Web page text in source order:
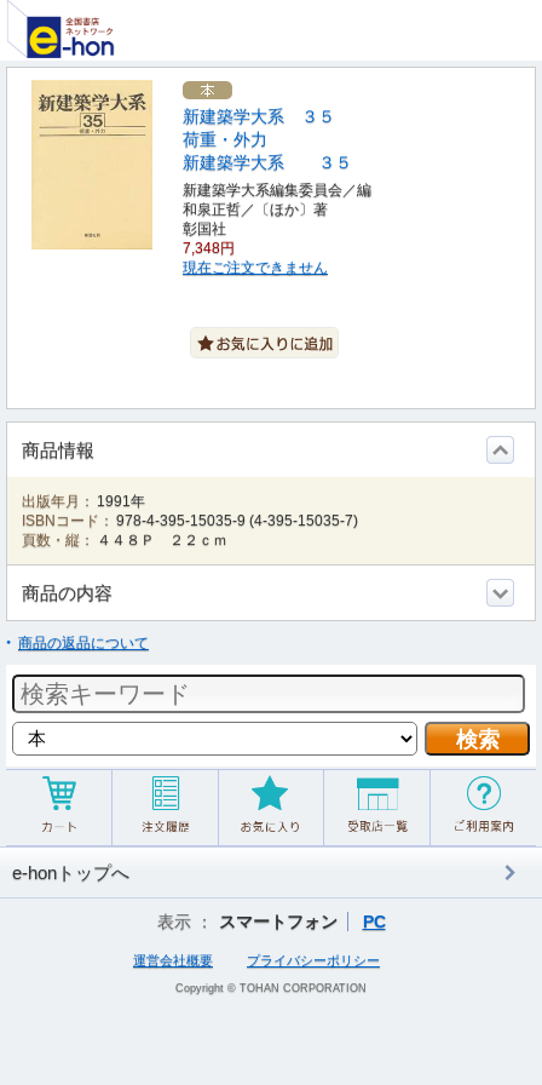
新建築学大系 ３５
荷重・外力
新建築学大系 ３５
新建築学大系編集委員会／編
和泉正哲／〔ほか〕著
彰国社
7,348円
現在ご注文できません
商品情報
出版年月： 1991年
ISBNコード： 978-4-395-15035-9 (4-395-15035-7)
頁数・縦：
４４８Ｐ ２２ｃｍ
商品の内容
商品の返品について
e-honトップへ
表示 ： スマートフォン PC
運営会社概要 プライバシーポリシー
Copyright © TOHAN CORPORATION